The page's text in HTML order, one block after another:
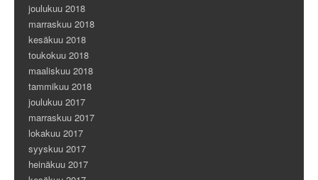
joulukuu 2018
marraskuu 2018
kesäkuu 2018
toukokuu 2018
maaliskuu 2018
tammikuu 2018
joulukuu 2017
marraskuu 2017
lokakuu 2017
syyskuu 2017
heinäkuu 2017